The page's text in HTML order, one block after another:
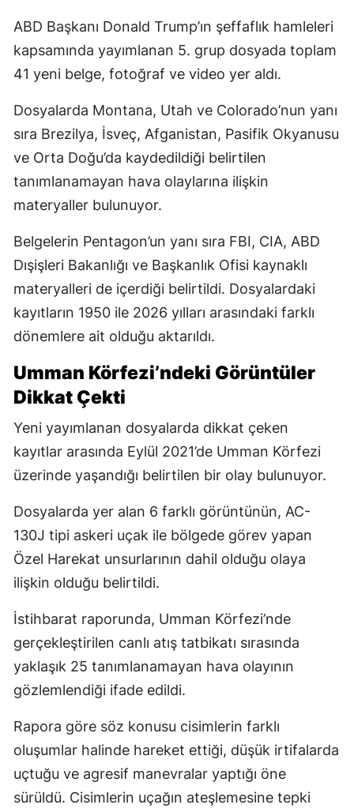
ABD Başkanı Donald Trump’ın şeffaflık hamleleri
kapsamında yayımlanan 5. grup dosyada toplam
41 yeni belge, fotoğraf ve video yer aldı.
Dosyalarda Montana, Utah ve Colorado’nun yanı
sıra Brezilya, İsveç, Afganistan, Pasifik Okyanusu
ve Orta Doğu’da kaydedildiği belirtilen
tanımlanamayan hava olaylarına ilişkin
materyaller bulunuyor.
Belgelerin Pentagon’un yanı sıra FBI, CIA, ABD
Dışişleri Bakanlığı ve Başkanlık Ofisi kaynaklı
materyalleri de içerdiği belirtildi. Dosyalardaki
kayıtların 1950 ile 2026 yılları arasındaki farklı
dönemlere ait olduğu aktarıldı.
Umman Körfezi’ndeki Görüntüler
Dikkat Çekti
Yeni yayımlanan dosyalarda dikkat çeken
kayıtlar arasında Eylül 2021’de Umman Körfezi
üzerinde yaşandığı belirtilen bir olay bulunuyor.
Dosyalarda yer alan 6 farklı görüntünün, AC-
130J tipi askeri uçak ile bölgede görev yapan
Özel Harekat unsurlarının dahil olduğu olaya
ilişkin olduğu belirtildi.
İstihbarat raporunda, Umman Körfezi’nde
gerçekleştirilen canlı atış tatbikatı sırasında
yaklaşık 25 tanımlanamayan hava olayının
gözlemlendiği ifade edildi.
Rapora göre söz konusu cisimlerin farklı
oluşumlar halinde hareket ettiği, düşük irtifalarda
uçtuğu ve agresif manevralar yaptığı öne
sürüldü. Cisimlerin uçağın ateşlemesine tepki